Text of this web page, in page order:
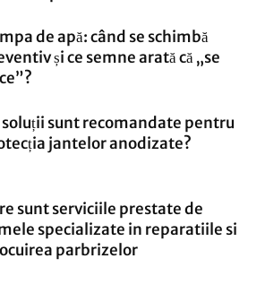
de apă: când se schimbă
și ce semne arată că „se
soluții sunt recomandate pentru
jantelor anodizate?
sunt serviciile prestate de
specializate in reparatiile si
parbrizelor